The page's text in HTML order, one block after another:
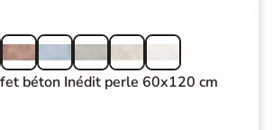
béton Inédit perle 60x120 cm